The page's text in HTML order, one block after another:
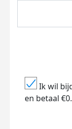
Ik wil
en betaal